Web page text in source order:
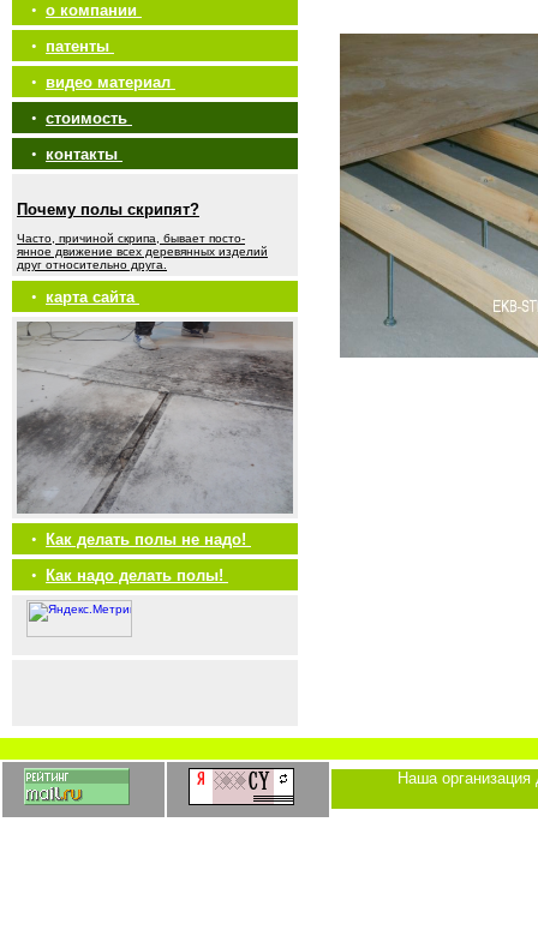
• о компании
• патенты
• видео материал
• стоимость
• контакты
Почему полы скрипят?
Часто, причиной скрипа, бывает посто-
янное движение всех деревянных изделий
друг относительно друга.
• карта сайта
•
Как делать полы не надо!
•
Как надо делать полы!
Наша